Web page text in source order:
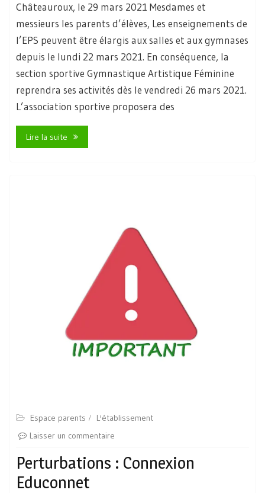
Châteauroux, le 29 mars 2021 Mesdames et
messieurs les parents d’élèves, Les enseignements de
l’EPS peuvent être élargis aux salles et aux gymnases
depuis le lundi 22 mars 2021. En conséquence, la
section sportive Gymnastique Artistique Féminine
reprendra ses activités dès le vendredi 26 mars 2021.
L’association sportive proposera des
Lire la suite
Espace parents
L'établissement
Laisser un commentaire
Perturbations : Connexion
Educonnet